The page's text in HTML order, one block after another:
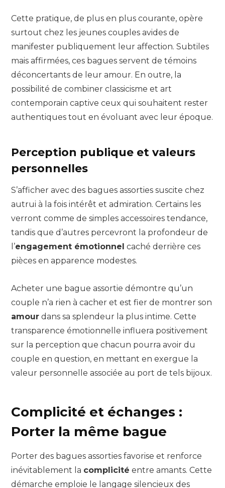
Cette pratique, de plus en plus courante, opère
surtout chez les jeunes couples avides de
manifester publiquement leur affection. Subtiles
mais affirmées, ces bagues servent de témoins
déconcertants de leur amour. En outre, la
possibilité de combiner classicisme et art
contemporain captive ceux qui souhaitent rester
authentiques tout en évoluant avec leur époque.
Perception publique et valeurs
personnelles
S’afficher avec des bagues assorties suscite chez
autrui à la fois intérêt et admiration. Certains les
verront comme de simples accessoires tendance,
tandis que d’autres percevront la profondeur de
l’engagement émotionnel caché derrière ces
pièces en apparence modestes.
Acheter une bague assortie démontre qu’un
couple n’a rien à cacher et est fier de montrer son
amour dans sa splendeur la plus intime. Cette
transparence émotionnelle influera positivement
sur la perception que chacun pourra avoir du
couple en question, en mettant en exergue la
valeur personnelle associée au port de tels bijoux.
Complicité et échanges :
Porter la même bague
Porter des bagues assorties favorise et renforce
inévitablement la complicité entre amants. Cette
démarche emploie le langage silencieux des